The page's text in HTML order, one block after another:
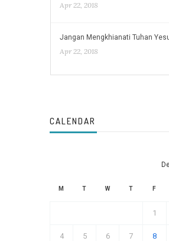
Apr 22, 2018
Jangan Mengkhianati Tuhan
Apr 22, 2018
CALENDAR
M T W T F
1
4 5 6 7 8